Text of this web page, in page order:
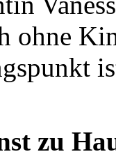
ohne
zu